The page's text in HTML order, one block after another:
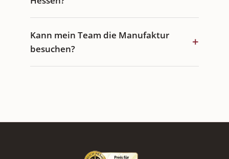
Kann mein Team die Manufaktur
besuchen?
+